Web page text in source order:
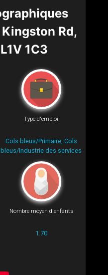
Rd,
1C3
Type d'emploi
Cols bleus/Primaire, Cols
bleus/Industrie des services
Nombre moyen d'enfants
1.70